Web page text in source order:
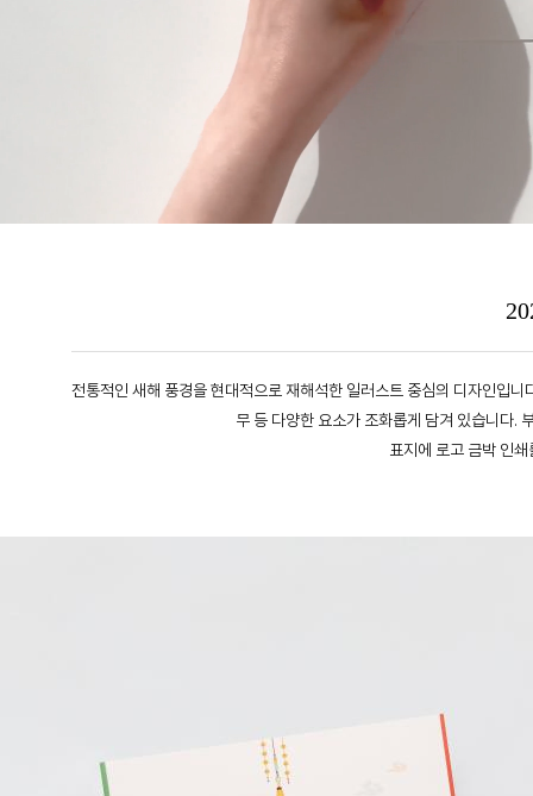
전통적인 새해 풍경을 현대적으로 재해석한 일러스트 중심의 디자인입
무 등 다양한 요소가 조화롭게 담겨 있습니다.
표지에 로고 금박 인